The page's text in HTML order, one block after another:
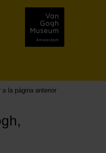
a la página anterior